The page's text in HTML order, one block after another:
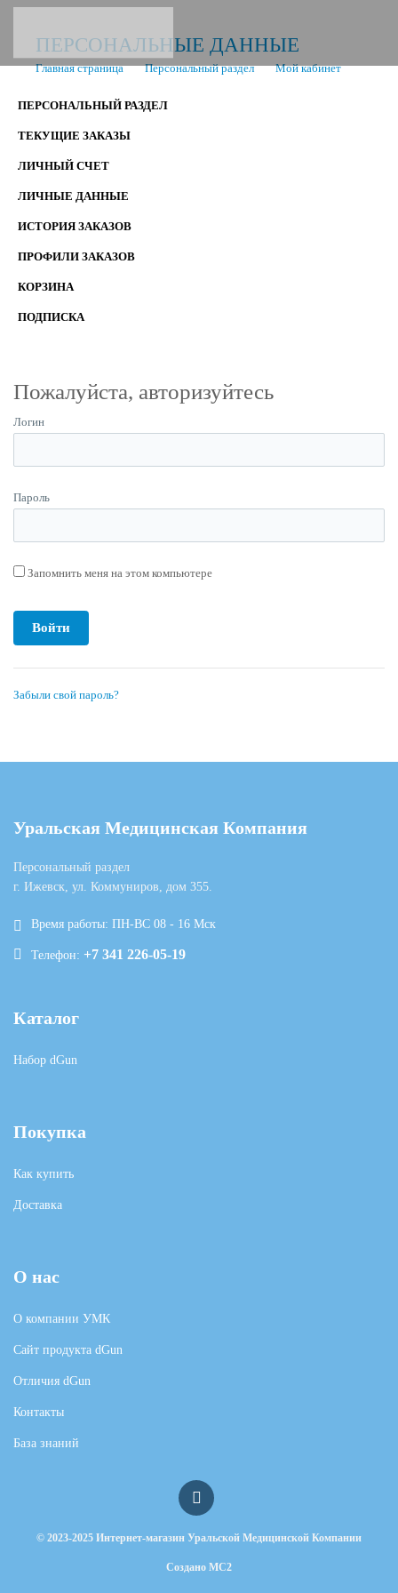
ПЕРСОНАЛЬНЫЕ ДАННЫЕ
Главная страница Персональный раздел Мой кабинет
ПЕРСОНАЛЬНЫЙ РАЗДЕЛ
ТЕКУЩИЕ ЗАКАЗЫ
ЛИЧНЫЙ СЧЕТ
ЛИЧНЫЕ ДАННЫЕ
ИСТОРИЯ ЗАКАЗОВ
ПРОФИЛИ ЗАКАЗОВ
КОРЗИНА
ПОДПИСКА
Пожалуйста, авторизуйтесь
Логин
Пароль
Запомнить меня на этом компьютере
Забыли свой пароль?
Уральская Медицинская Компания
Персональный раздел
г. Ижевск, ул. Коммуниров, дом 355.
Время работы: ПН-ВС 08 - 16 Мск
Телефон: +7 341 226-05-19
Каталог
Набор dGun
Покупка
Как купить
Доставка
О нас
О компании УМК
Сайт продукта dGun
Отличия dGun
Контакты
База знаний
© 2023-2025 Интернет-магазин Уральской Медицинской Компании
Создано MC2